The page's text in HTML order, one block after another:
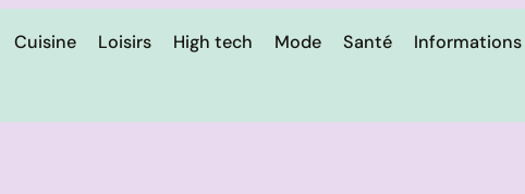
Cuisine Loisirs High tech Mode Santé Informations